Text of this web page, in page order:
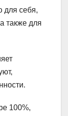
для себя,
также для
100%,